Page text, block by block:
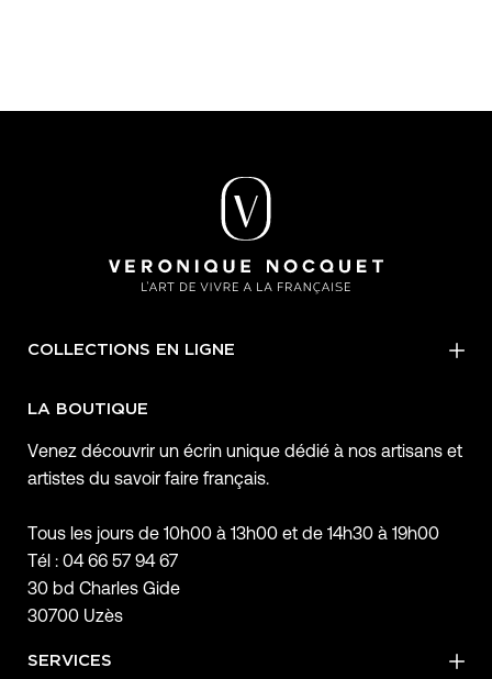
COLLECTIONS EN LIGNE
LA BOUTIQUE
Venez découvrir un écrin unique dédié à nos artisans et
artistes du savoir faire français.
Tous les jours de 10h00 à 13h00 et de 14h30 à 19h00
Tél : 04 66 57 94 67
30 bd Charles Gide
30700 Uzès
SERVICES